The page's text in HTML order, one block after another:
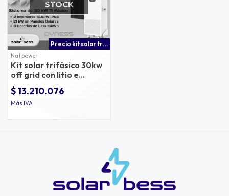
STOCK
Precio kit solar trifásico 30kw
Nat power
Kit solar trifásico 30kw
off grid con litio e
inversor natpower
$ 13.210.076
Más IVA